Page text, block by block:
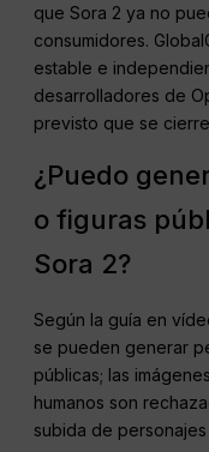
que Sora 2 ya no
consumidores.
estable e
desarrolladores de
previsto que se
¿Puedo
o figuras
Sora 2?
Según la guía en
se pueden generar
públicas; las
humanos son
subida de